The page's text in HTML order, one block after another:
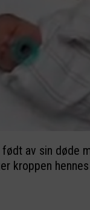
født av sin døde
kroppen